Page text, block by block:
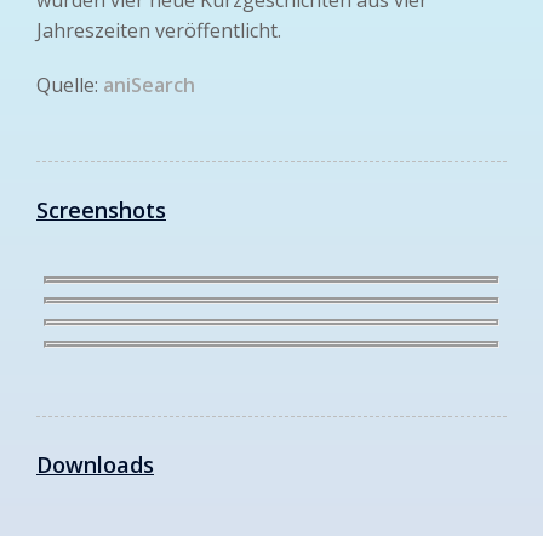
Jahreszeiten veröffentlicht.
Quelle: aniSearch
Screenshots
Downloads